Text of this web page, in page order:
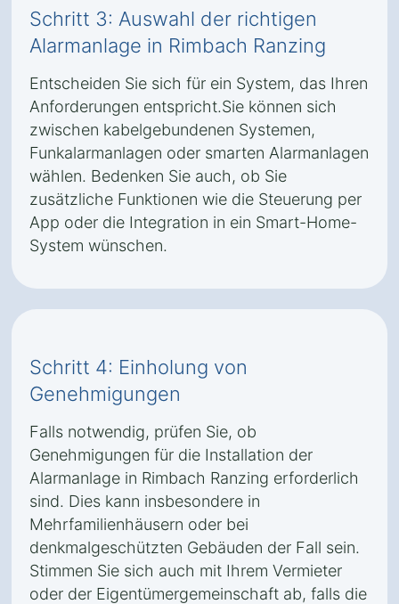
Schritt 3: Auswahl der richtigen
Alarmanlage in Rimbach Ranzing
Entscheiden Sie sich für ein System, das Ihren
Anforderungen entspricht.Sie können sich
zwischen kabelgebundenen Systemen,
Funkalarmanlagen oder smarten Alarmanlagen
wählen. Bedenken Sie auch, ob Sie
zusätzliche Funktionen wie die Steuerung per
App oder die Integration in ein Smart-Home-
System wünschen.
Schritt 4: Einholung von
Genehmigungen
Falls notwendig, prüfen Sie, ob
Genehmigungen für die Installation der
Alarmanlage in Rimbach Ranzing erforderlich
sind. Dies kann insbesondere in
Mehrfamilienhäusern oder bei
denkmalgeschützten Gebäuden der Fall sein.
Stimmen Sie sich auch mit Ihrem Vermieter
oder der Eigentümergemeinschaft ab, falls die